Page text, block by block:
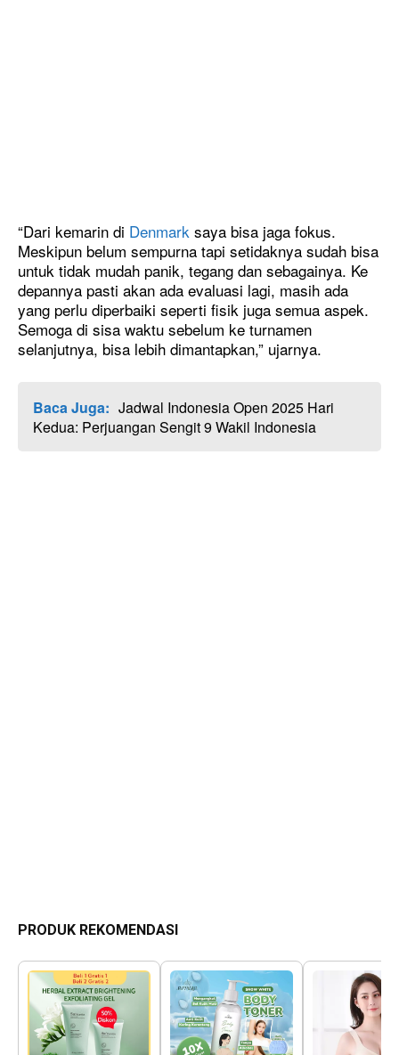
“Dari kemarin di Denmark saya bisa jaga fokus.
Meskipun belum sempurna tapi setidaknya sudah bisa
untuk tidak mudah panik, tegang dan sebagainya. Ke
depannya pasti akan ada evaluasi lagi, masih ada
yang perlu diperbaiki seperti fisik juga semua aspek.
Semoga di sisa waktu sebelum ke turnamen
selanjutnya, bisa lebih dimantapkan,” ujarnya.
Baca Juga: Jadwal Indonesia Open 2025 Hari
Kedua: Perjuangan Sengit 9 Wakil Indonesia
PRODUK REKOMENDASI